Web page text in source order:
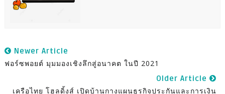
Newer Article
ฟอร์ซพอยต์ มุมมองเชิงลึกสู่อนาคต ในปี 2021
Older Article
เครือไทย โฮลดิ้งส์ เปิดบ้านกางแผนธุรกิจประกันและการเงิน